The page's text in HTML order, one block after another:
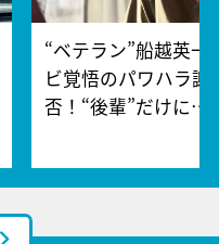
“ベテラン”船越英一
ビ覚悟のパワハラ謝
否！“後輩”だけに…